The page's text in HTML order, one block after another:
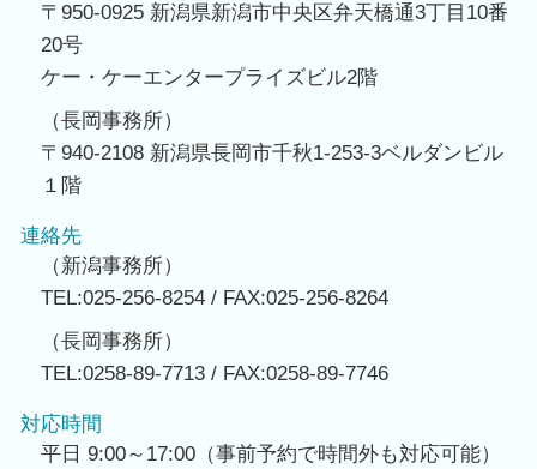
〒950-0925 新潟県新潟市中央区弁天橋通3丁目10番
20号
ケー・ケーエンタープライズビル2階
（長岡事務所）
〒940-2108 新潟県長岡市千秋1-253-3ベルダンビル
１階
連絡先
（新潟事務所）
TEL:025-256-8254 / FAX:025-256-8264
（長岡事務所）
TEL:0258-89-7713 / FAX:0258-89-7746
対応時間
平日 9:00～17:00（事前予約で時間外も対応可能）